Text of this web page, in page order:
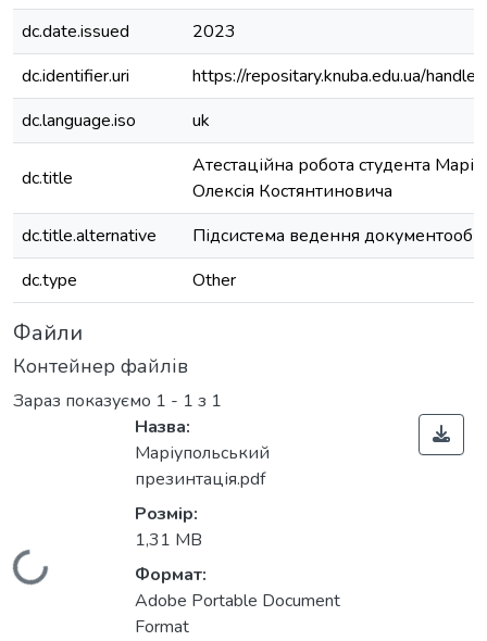
dc.date.issued
2023
dc.identifier.uri
https://repositary.knuba.edu.ua/
dc.language.iso
uk
dc.title
Атестаційна робота студента
Олексія Костянтиновича
dc.title.alternative
Підсистема ведення
dc.type
Other
Файли
Контейнер файлів
Зараз показуємо 1 - 1 з 1
Вантажиться...
Назва:
Маріупольський
презинтація.pdf
Розмір:
1,31 MB
Формат:
Adobe Portable Document
Format